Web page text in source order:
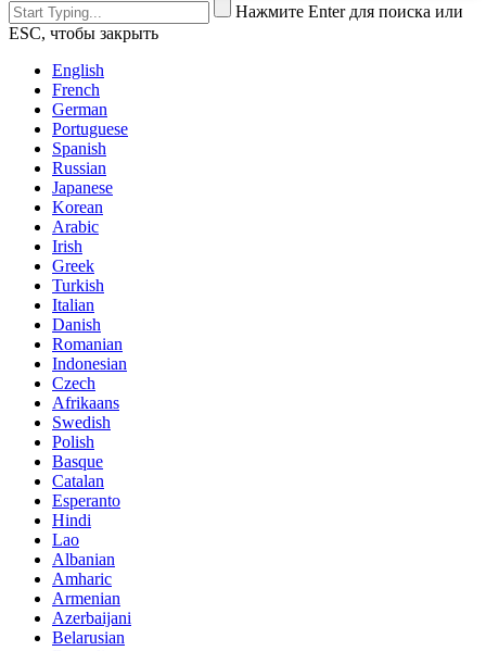
Нажмите Enter для поиска или
ESC, чтобы закрыть
English
French
German
Portuguese
Spanish
Russian
Japanese
Korean
Arabic
Irish
Greek
Turkish
Italian
Danish
Romanian
Indonesian
Czech
Afrikaans
Swedish
Polish
Basque
Catalan
Esperanto
Hindi
Lao
Albanian
Amharic
Armenian
Azerbaijani
Belarusian